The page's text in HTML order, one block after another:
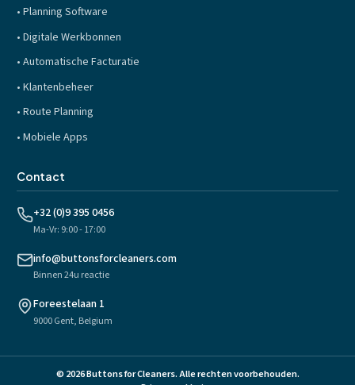
• Planning Software
• Digitale Werkbonnen
• Automatische Facturatie
• Klantenbeheer
• Route Planning
• Mobiele Apps
Contact
+32 (0)9 395 0456
Ma-Vr: 9:00 - 17:00
info@buttonsforcleaners.com
Binnen 24u reactie
Foreestelaan 1
9000 Gent, Belgium
© 2026Buttons for Cleaners.Alle rechten voorbehouden.